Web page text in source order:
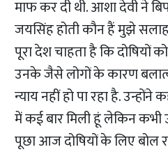
माफ कर दी थी. आशा देवी ने
जयसिंह होती कौन हैं मुझे
पूरा देश चाहता है कि दोषियों
उनके जैसे लोगों के कारण
न्याय नहीं हो पा रहा है. उन्होंने
में कई बार मिली हूं लेकिन कभी
पूछा आज दोषियों के लिए बोल